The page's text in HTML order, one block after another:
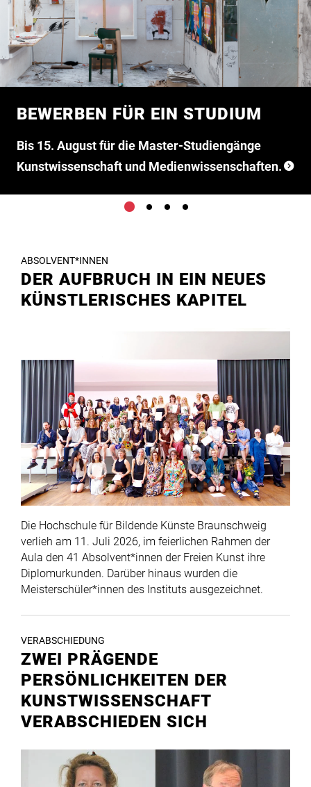
BEWERBEN FÜR EIN STUDIUM
Bis 15. August für die Master-Studiengänge
Kunstwissenschaft und Medienwissenschaften.
Studierenden 22 Werkstätten zur Verfügung. Die
Mitarbeiter*innen in den Werkstätten
Mehr als 78.000 gedruckte Bücher und
Zeitschriftenbände, 2.500 E-Books, 3.200
An der HBK Braunschweig finden Ausstellungen
und Veranstaltungen statt, bei denen Studierende
ABSOLVENT*INNEN
DER AUFBRUCH IN EIN NEUES
KÜNSTLERISCHES KAPITEL
Die Hochschule für Bildende Künste Braunschweig
verlieh am 11. Juli 2026, im feierlichen Rahmen der
Aula den 41 Absolvent*innen der Freien Kunst ihre
Diplomurkunden. Darüber hinaus wurden die
Meisterschüler*innen des Instituts ausgezeichnet.
VERABSCHIEDUNG
ZWEI PRÄGENDE
PERSÖNLICHKEITEN DER
KUNSTWISSENSCHAFT
VERABSCHIEDEN SICH